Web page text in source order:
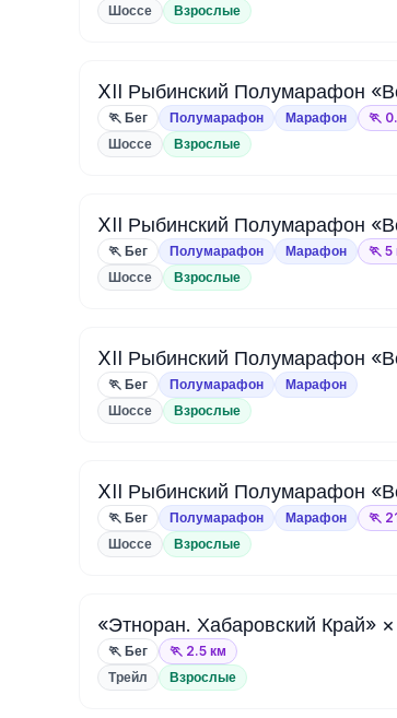
Шоссе Взрослые
XII Рыбинский Полумарафон
🏃 Бег Полумарафон Марафон 🏃
Шоссе Взрослые
XII Рыбинский Полумарафон
🏃 Бег Полумарафон Марафон 🏃 5
Шоссе Взрослые
XII Рыбинский Полумарафон
🏃 Бег Полумарафон Марафон
Шоссе Взрослые
XII Рыбинский Полумарафон
🏃 Бег Полумарафон Марафон 🏃
Шоссе Взрослые
«Этноран. Хабаровский Край»
🏃 Бег 🏃 2.5 км
Трейл Взрослые